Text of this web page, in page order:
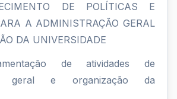
DE POLÍTICAS E
A ADMINISTRAÇÃO GERAL
DA UNIVERSIDADE
de atividades de
geral e organização da